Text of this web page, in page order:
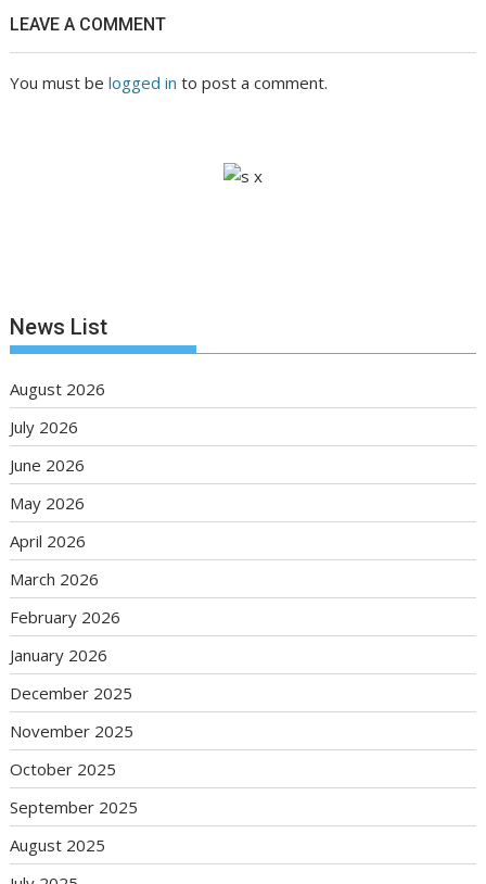
LEAVE A COMMENT
You must belogged in to post a comment.
News List
August 2026
July 2026
June 2026
May 2026
April 2026
March 2026
February 2026
January 2026
December 2025
November 2025
October 2025
September 2025
August 2025